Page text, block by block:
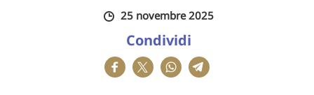
25 novembre 2025
Condividi